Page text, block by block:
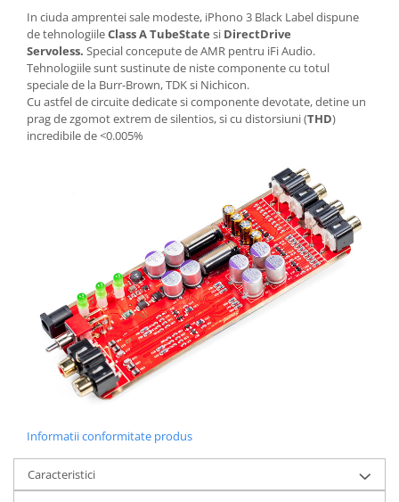
In ciuda amprentei sale modeste, iPhono 3 Black Label dispune
de tehnologiileClass A TubeState si DirectDrive
Servoless. Special concepute de AMR pentru iFi Audio.
Tehnologiile sunt sustinute de niste componente cu totul
speciale de la Burr-Brown, TDK si Nichicon.
Cu astfel de circuite dedicate si componente devotate, detine un
prag de zgomot extrem de silentios, si cu distorsiuni (THD)
incredibile de <0.005%
Informatii conformitate produs
Caracteristici